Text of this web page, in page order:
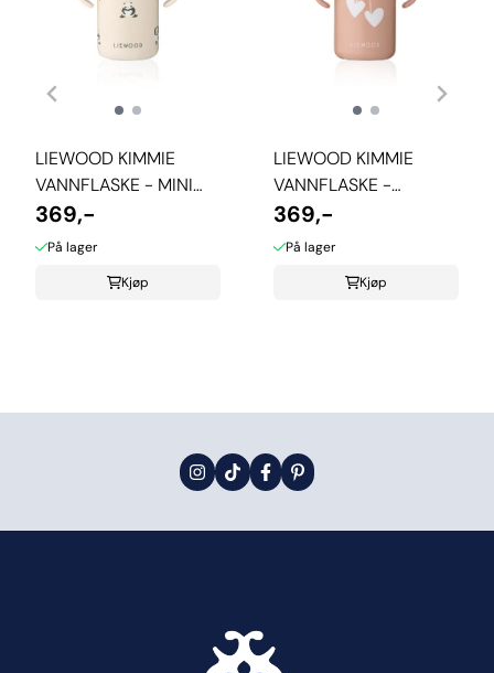
LIEWOOD KIMMIE
VANNFLASKE - MINI
PANDA/SANDY
369,-
På lager
Kjøp
LIEWOOD KIMMIE
VANNFLASKE -
SWEETHEARTS
369,-
På lager
Kjøp